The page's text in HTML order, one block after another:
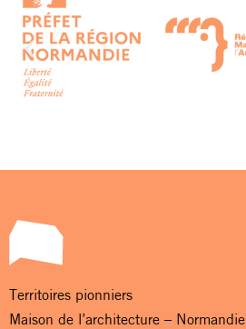
Territoires pionniers
Maison de l’architecture – Normandie